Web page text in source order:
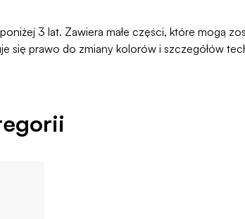
3 lat. Zawiera małe części, które mogą
się prawo do zmiany kolorów i szczegółów